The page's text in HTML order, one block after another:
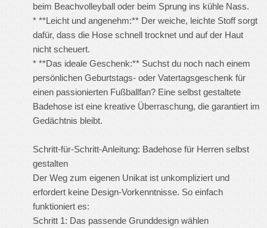
beim Beachvolleyball oder beim Sprung ins kühle Nass.
* **Leicht und angenehm:** Der weiche, leichte Stoff sorgt
dafür, dass die Hose schnell trocknet und auf der Haut
nicht scheuert.
* **Das ideale Geschenk:** Suchst du noch nach einem
persönlichen Geburtstags- oder Vatertagsgeschenk für
einen passionierten Fußballfan? Eine selbst gestaltete
Badehose ist eine kreative Überraschung, die garantiert im
Gedächtnis bleibt.
Schritt-für-Schritt-Anleitung: Badehose für Herren selbst
gestalten
Der Weg zum eigenen Unikat ist unkompliziert und
erfordert keine Design-Vorkenntnisse. So einfach
funktioniert es:
Schritt 1: Das passende Grunddesign wählen